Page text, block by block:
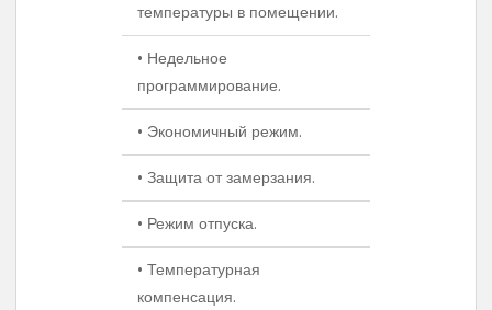
температуры в помещении.
• Недельное
программирование.
• Экономичный режим.
• Защита от замерзания.
• Режим отпуска.
• Температурная
компенсация.